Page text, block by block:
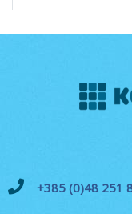
+385 (0)48 251